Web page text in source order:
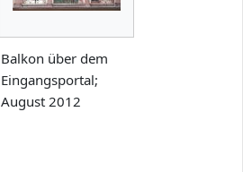
Balkon über dem
Eingangsportal;
August 2012